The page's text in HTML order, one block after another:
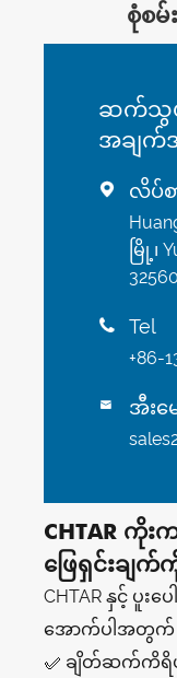
စုံစမ်
ဆက်သွ
အချ
 လိပ်စ
မြို့၊
 Tel
+86-
 အီးမ
CHTAR ကို
ဖြေရှင်းချက်
CHTAR နှင့် ပူး
အောက်ပါအတွက်
✅ ချိတ်ဆက်ကိရိယ